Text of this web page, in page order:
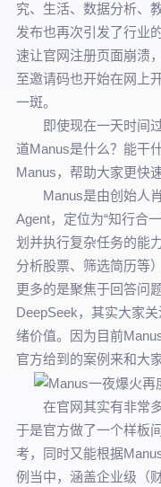
究、生活、数据分析、
发布也再次引发了行业
速让官网注册页面崩溃
至邀请码也开始在网上
一斑。
即使现在一天时间过
道Manus是什么？能干
Manus，帮助大家更快
Manus是由创始人肖
Agent，定位为“知行合
划并执行复杂任务的能
分析股票、筛选简历等
更多的是聚焦于回答问
DeepSeek，其实大家
绪价值。因为目前
官方给到的案例来和大
在官网其实有非常多
于是官方做了一个样板
考，同时又能根据
例当中，涵盖企业级（